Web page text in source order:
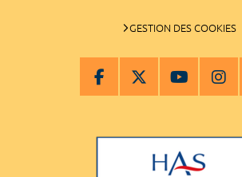
GESTION DES COOKIES